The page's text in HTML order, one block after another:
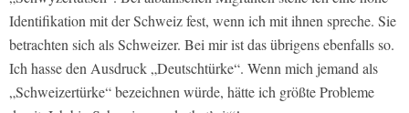
Identifikation mit der Schweiz fest, wenn ich mit ihnen spreche. Sie
betrachten sich als Schweizer. Bei mir ist das übrigens ebenfalls so.
Ich hasse den Ausdruck „Deutschtürke“. Wenn mich jemand als
„Schweizertürke“ bezeichnen würde, hätte ich größte Probleme